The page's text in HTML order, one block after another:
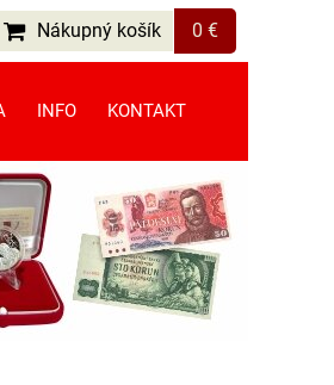
Nákupný košík 0 €
INFO KONTAKT